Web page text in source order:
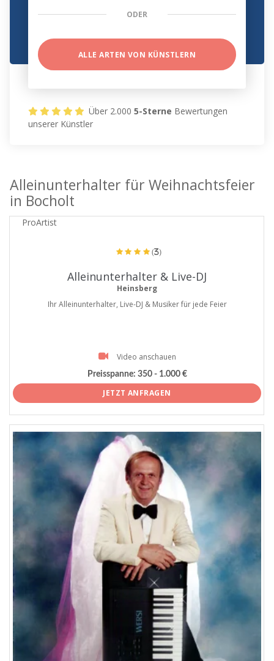
ODER
ALLE ARTEN VON KÜNSTLERN
Über 2.0005-Sterne Bewertungen
unserer Künstler
Alleinunterhalter für Weihnachtsfeier
in Bocholt
ProArtist
(3)
Alleinunterhalter & Live-DJ
Heinsberg
Ihr Alleinunterhalter, Live-DJ & Musiker für jede Feier
Video anschauen
Preisspanne: 350 - 1.000 €
JETZT ANFRAGEN